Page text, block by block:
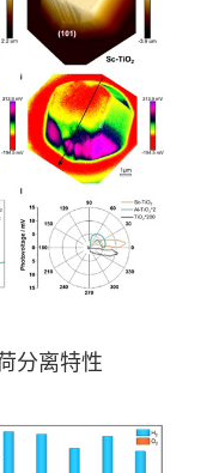
分离特性